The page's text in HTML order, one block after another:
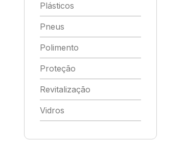
Plásticos
Pneus
Polimento
Proteção
Revitalização
Vidros